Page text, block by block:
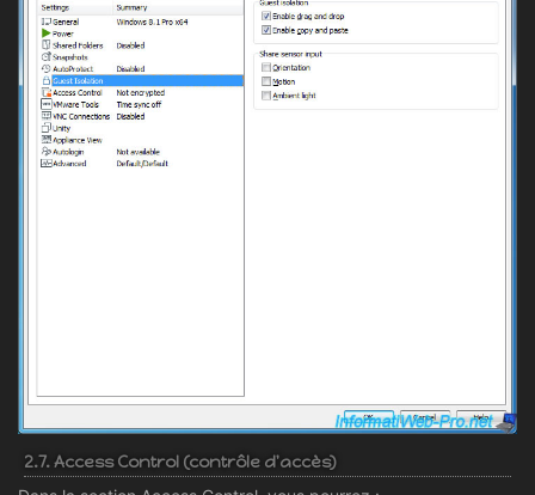
2.7. Access Control (contrôle d'accès)